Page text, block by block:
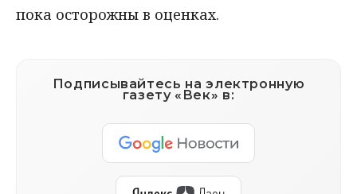
пока осторожны в оценках.
Подписывайтесь на электронную
газету «Век» в: